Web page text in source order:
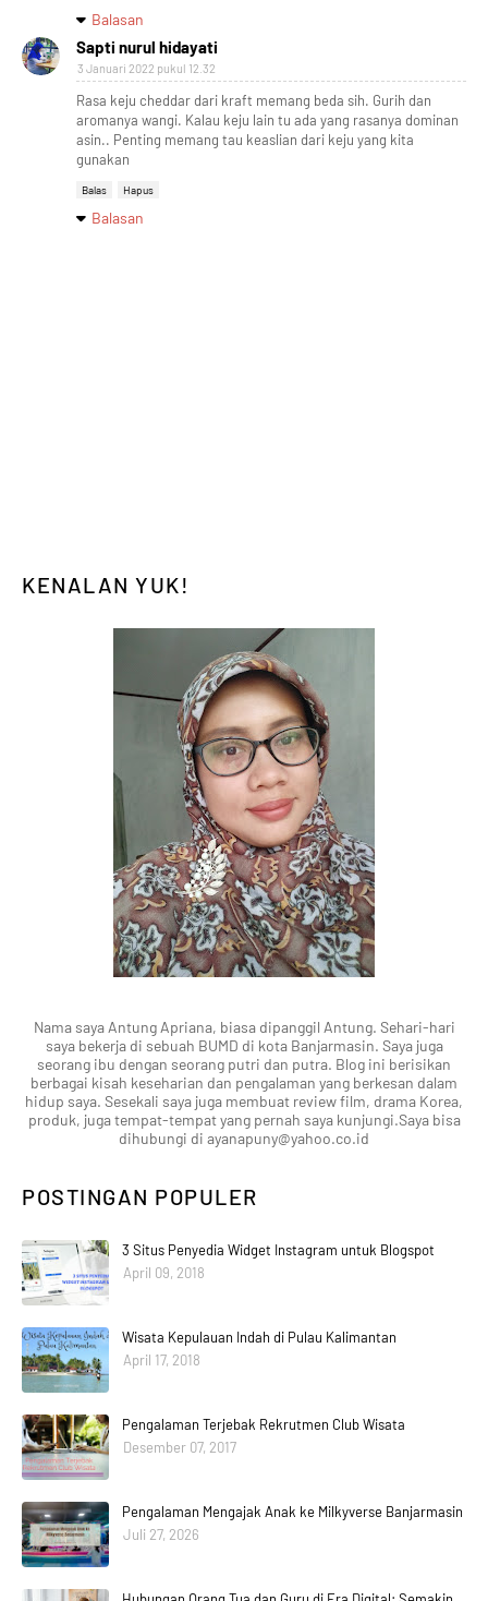
Balasan
Sapti nurul hidayati
3 Januari 2022 pukul 12.32
Rasa keju cheddar dari kraft memang beda sih. Gurih dan
aromanya wangi. Kalau keju lain tu ada yang rasanya dominan
asin.. Penting memang tau keaslian dari keju yang kita
gunakan
Balas Hapus
Balasan
KENALAN YUK!
Nama saya Antung Apriana, biasa dipanggil Antung. Sehari-hari
saya bekerja di sebuah BUMD di kota Banjarmasin. Saya juga
seorang ibu dengan seorang putri dan putra. Blog ini berisikan
berbagai kisah keseharian dan pengalaman yang berkesan dalam
hidup saya. Sesekali saya juga membuat review film, drama Korea,
produk, juga tempat-tempat yang pernah saya kunjungi.Saya bisa
dihubungi di ayanapuny@yahoo.co.id
POSTINGAN POPULER
3 Situs Penyedia Widget Instagram untuk Blogspot
April 09, 2018
Wisata Kepulauan Indah di Pulau Kalimantan
April 17, 2018
Pengalaman Terjebak Rekrutmen Club Wisata
Desember 07, 2017
Pengalaman Mengajak Anak ke Milkyverse Banjarmasin
Juli 27, 2026